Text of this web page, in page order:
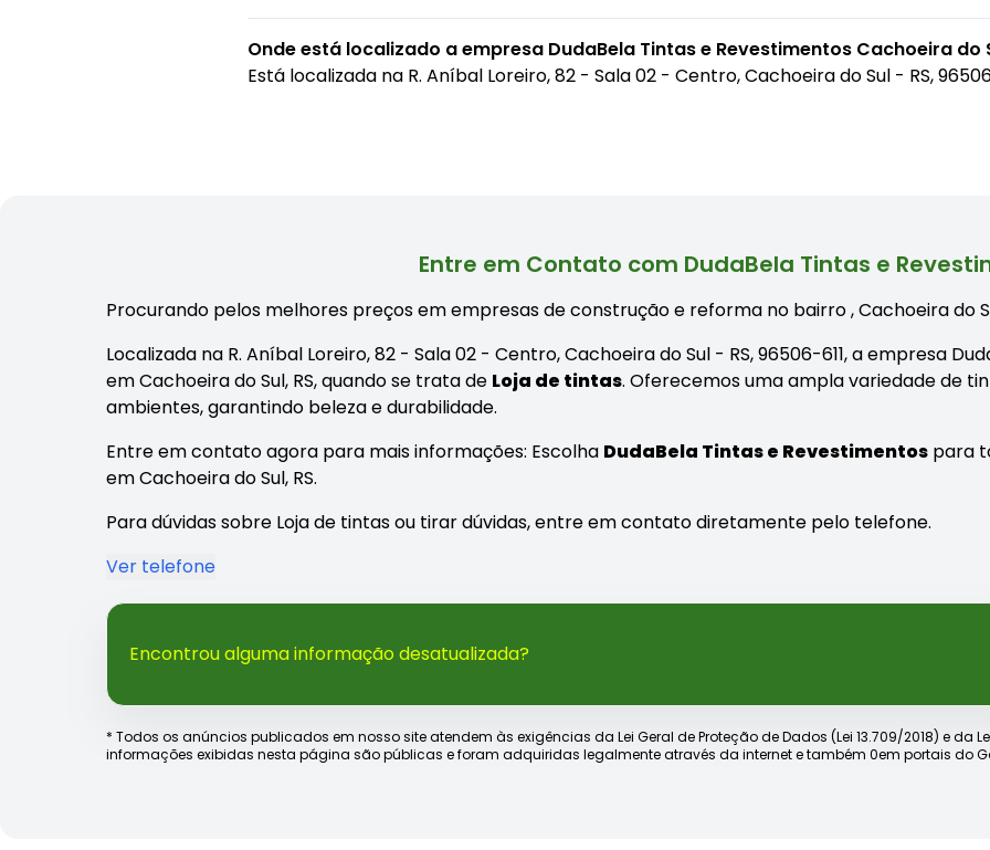
Onde está localizado a empresa DudaBela Tintas e Revestimentos Cachoeira do
Está localizada na R. Aníbal Loreiro, 82 - Sala 02 - Centro, Cachoeira do Sul - RS,
Entre em Contato com DudaBela Tintas e
Procurando pelos melhores preços em empresas de construção e reforma no bairro, Cachoeira do
Localizada na R. Aníbal Loreiro, 82 - Sala 02 - Centro, Cachoeira do Sul - RS, 96506-611, a empresa
em Cachoeira do Sul, RS, quando se trata de Loja de tintas. Oferecemos uma ampla variedade de
ambientes, garantindo beleza e durabilidade.
Entre em contato agora para mais informações: Escolha DudaBela Tintas e Revestimentos para
em Cachoeira do Sul, RS.
Para dúvidas sobre Loja de tintas ou tirar dúvidas, entre em contato diretamente pelo telefone.
Ver telefone
Encontrou alguma informação desatualizada?
* Todos os anúncios publicados em nosso site atendem às exigências da Lei Geral de Proteção de Dados (Lei 13.709/2018) e da
informações exibidas nesta página são públicas e foram adquiridas legalmente através da internet e também 0em portais do